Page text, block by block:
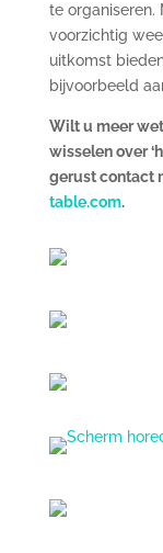
te organiseren.
voorzichtig
uitkomst
bijvoorbeeld
Wilt u meer
wisselen over
gerust contact
table.com.